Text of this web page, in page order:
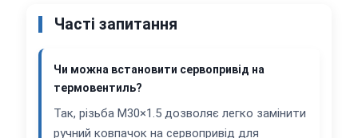
Часті запитання
Чи можна встановити сервопривід на
термовентиль?
Так, різьба M30×1.5 дозволяє легко замінити
ручний ковпачок на сервопривід для